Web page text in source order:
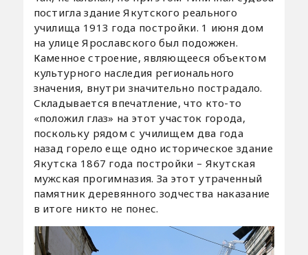
постигла здание Якутского реального
училища 1913 года постройки. 1 июня дом
на улице Ярославского был подожжен.
Каменное строение, являющееся объектом
культурного наследия регионального
значения, внутри значительно пострадало.
Складывается впечатление, что кто-то
«положил глаз» на этот участок города,
поскольку рядом с училищем два года
назад горело еще одно историческое здание
Якутска 1867 года постройки – Якутская
мужская прогимназия. За этот утраченный
памятник деревянного зодчества наказание
в итоге никто не понес.